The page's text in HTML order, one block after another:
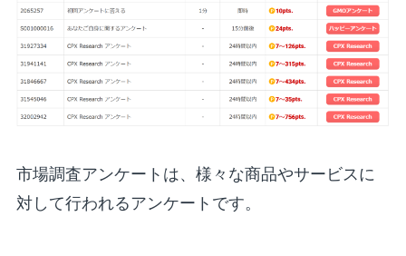
市場調査アンケートは、様々な商品やサービスに
対して行われるアンケートです。